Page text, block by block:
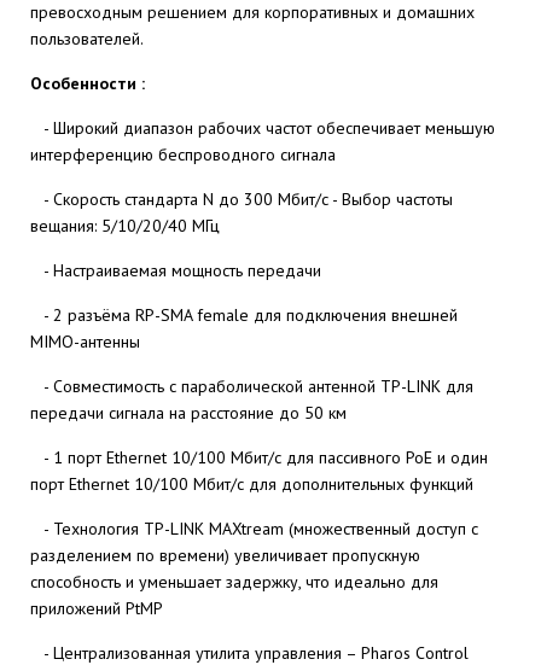
превосходным решением для корпоративных и домашних
пользователей.
Особенности :
- Широкий диапазон рабочих частот обеспечивает меньшую
интерференцию беспроводного сигнала
- Скорость стандарта N до 300 Мбит/с - Выбор частоты
вещания: 5/10/20/40 МГц
- Настраиваемая мощность передачи
- 2 разъёма RP-SMA female для подключения внешней
MIMO-антенны
- Совместимость с параболической антенной TP-LINK для
передачи сигнала на расстояние до 50 км
- 1 порт Ethernet 10/100 Мбит/с для пассивного PoE и один
порт Ethernet 10/100 Мбит/с для дополнительных функций
- Технология TP-LINK MAXtream (множественный доступ с
разделением по времени) увеличивает пропускную
способность и уменьшает задержку, что идеально для
приложений PtMP
- Централизованная утилита управления – Pharos Control